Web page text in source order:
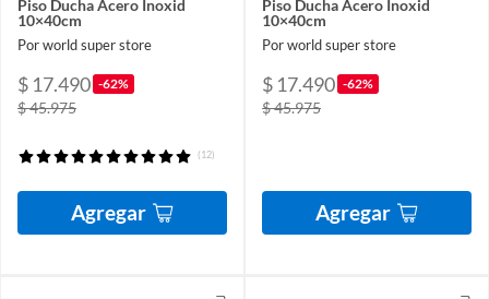
Piso Ducha Acero Inoxid
10×40cm
Por world super store
$ 17.490 -62%
$ 45.975
(12)
Agregar
Piso Ducha Acero Inoxid
10×40cm
Por world super store
$ 17.490 -62%
$ 45.975
Agregar